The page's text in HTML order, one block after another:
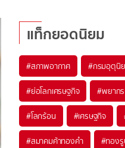
แท็กยอดนิยม
#สภาพอากาศ #กรมอุตุนิ
#ย่อโลกเศรษฐกิจ #พยาก
#โลกร้อน #เศรษฐกิจ
#สมาคมค้าทองคำ #ทอง